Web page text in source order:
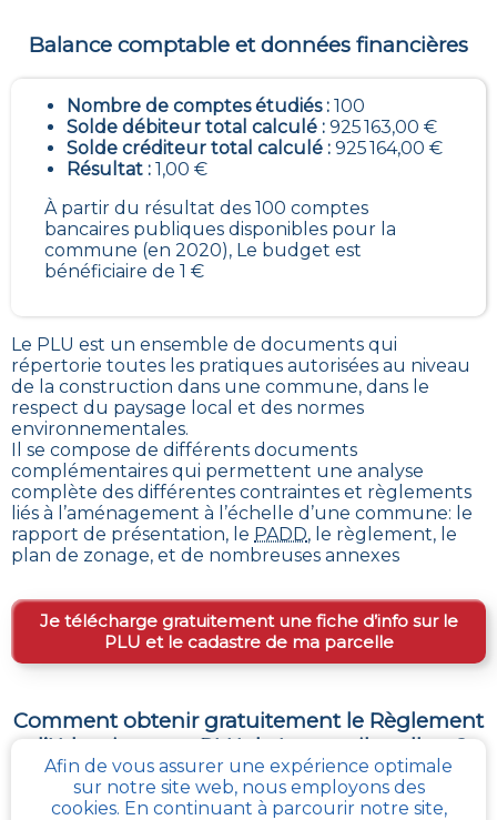
Balance comptable et données financières
Nombre de comptes étudiés : 100
Solde débiteur total calculé : 925 163,00 €
Solde créditeur total calculé : 925 164,00 €
Résultat : 1,00 €
À partir du résultat des 100 comptes
bancaires publiques disponibles pour la
commune (en 2020), Le budget est
bénéficiaire de 1 €
Le PLU est un ensemble de documents qui
répertorie toutes les pratiques autorisées au niveau
de la construction dans une commune, dans le
respect du paysage local et des normes
environnementales.
Il se compose de différents documents
complémentaires qui permettent une analyse
complète des différentes contraintes et règlements
liés à l’aménagement à l’échelle d’une commune: le
rapport de présentation, le PADD, le règlement, le
plan de zonage, et de nombreuses annexes
Je télécharge gratuitement une fiche d’info sur le
PLU et le cadastre de ma parcelle
Comment obtenir gratuitement le Règlement
d’Urbanisme ou PLU de
Le-menil-scelleur ?
PLU est disponible gratuitementdans la mairie de
votre commune, ou auprès des services de
Afin de vous assurer une expérience optimale
sur notre site web, nous employons des
cookies. En continuant à parcourir notre site,